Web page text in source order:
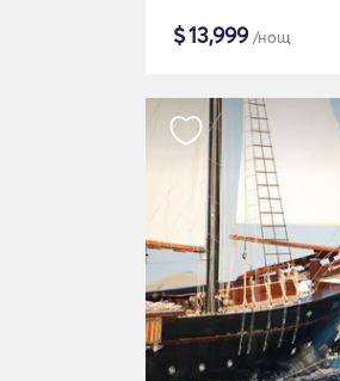
$13,999/нощ